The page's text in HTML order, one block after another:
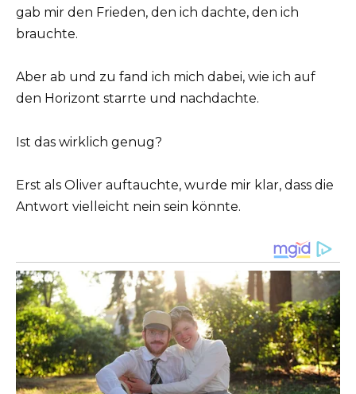
gab mir den Frieden, den ich dachte, den ich
brauchte.
Aber ab und zu fand ich mich dabei, wie ich auf
den Horizont starrte und nachdachte.
Ist das wirklich genug?
Erst als Oliver auftauchte, wurde mir klar, dass die
Antwort vielleicht nein sein könnte.